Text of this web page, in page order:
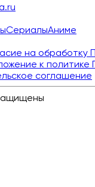
СериалыАниме
на обработку
к политике
соглашение